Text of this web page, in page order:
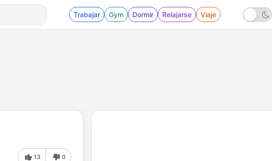
Trabajar Gym Dormir Relajarse Viaje
13 0